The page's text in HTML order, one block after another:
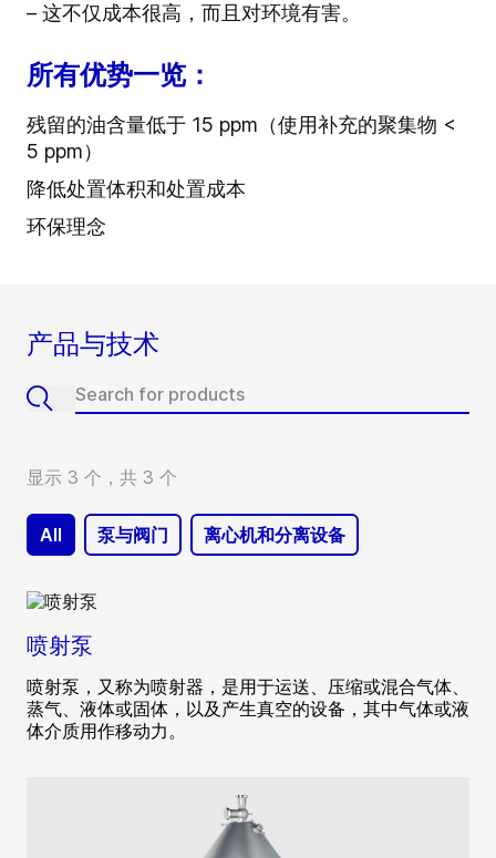
– 这不仅成本很高，而且对环境有害。
所有优势一览：
残留的油含量低于 15 ppm（使用补充的聚集物 <
5 ppm）
降低处置体积和处置成本
环保理念
产品与技术
显示 3 个，共 3 个
All 泵与阀门 离心机和分离设备
喷射泵
喷射泵，又称为喷射器，是用于运送、压缩或混合气体、
蒸气、液体或固体，以及产生真空的设备，其中气体或液
体介质用作移动力。